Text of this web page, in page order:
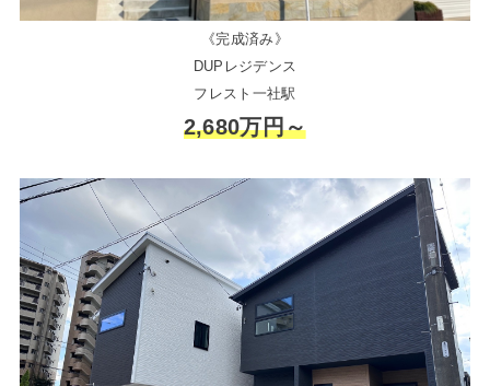
《完成済み》
DUPレジデンス
フレスト一社駅
2,680万円～